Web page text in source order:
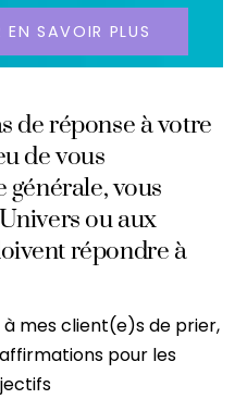
SAVOIR PLUS
de réponse à votre
de vous
générale, vous
ou aux
répondre à
mes client(e)s de prier,
pour les